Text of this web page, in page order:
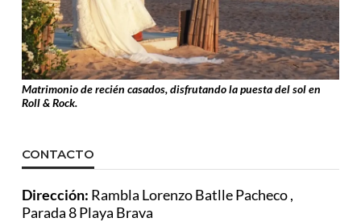
Matrimonio de recién casados, disfrutando la puesta del sol en
Roll & Rock.
CONTACTO
Dirección: Rambla Lorenzo Batlle Pacheco ,
Parada 8 Playa Brava